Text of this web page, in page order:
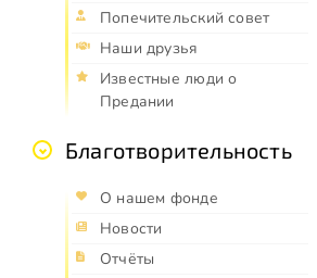
Попечительский совет
Наши друзья
Известные люди о
Предании
Благотворительность
О нашем фонде
Новости
Отчёты